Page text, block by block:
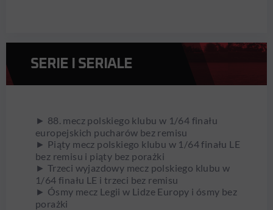
SERIE I SERIALE
► 88. mecz polskiego klubu w 1/64 finału
europejskich pucharów bez remisu
► Piąty mecz polskiego klubu w 1/64 finału LE
bez remisu i piąty bez porażki
► Trzeci wyjazdowy mecz polskiego klubu w
1/64 finału LE i trzeci bez remisu
► Ósmy mecz Legii w Lidze Europy i ósmy bez
porażki